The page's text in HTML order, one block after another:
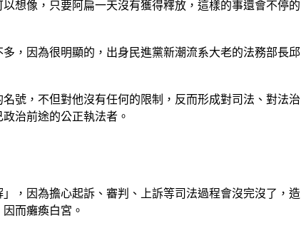
想像，只要阿扁一天沒有獲得釋放，這樣的事還會不停的
，因為很明顯的，出身民進黨新潮流系大老的法務部長邱
號，不但對他沒有任何的限制，反而形成對司法、對法治
治前途的公正執法者。
，因為擔心起訴、審判、上訴等司法過程會沒完沒了，造
而癱瘓白宮。